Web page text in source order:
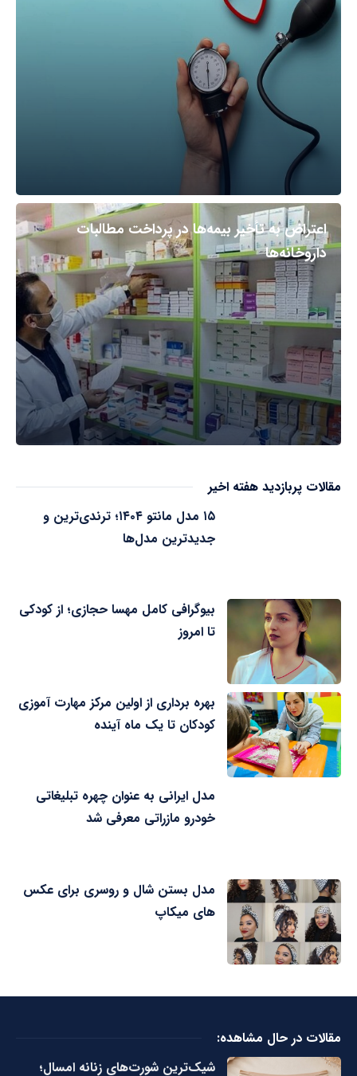
اعتراض به تأخیر بیمه‌ها در پرداخت مطالبات
داروخانه‌ها
مقالات پربازدید هفته اخیر
۱۵ مدل مانتو ۱۴۰۴؛ ترندی‌ترین و
جدیدترین مدل‌ها
بیوگرافی کامل مهسا حجازی؛ از کودکی
تا امروز
بهره برداری از اولین مرکز مهارت آموزی
کودکان تا یک ماه آینده
مدل ایرانی به عنوان چهره تبلیغاتی
خودرو مازراتی معرفی شد
مدل بستن شال و روسری برای عکس
های میکاپ
مقالات در حال مشاهده:
شیک‌ترین شورت‌های زنانه امسال؛